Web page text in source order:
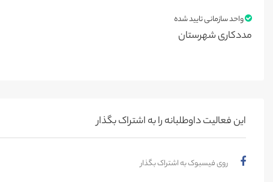
واحد سازمانی تایید شده
مددکاری شهرستان
این فعالیت‌ داوطلبانه را به اشتراک بگذار
روی فیسبوک به اشتراک بگذار